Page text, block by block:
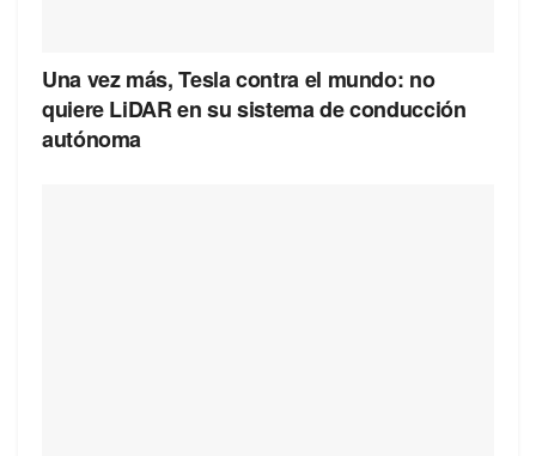
Una vez más, Tesla contra el mundo: no
quiere LiDAR en su sistema de conducción
autónoma